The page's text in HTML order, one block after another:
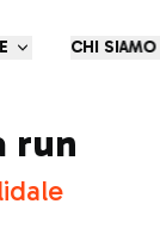
CHI SIAMO
run